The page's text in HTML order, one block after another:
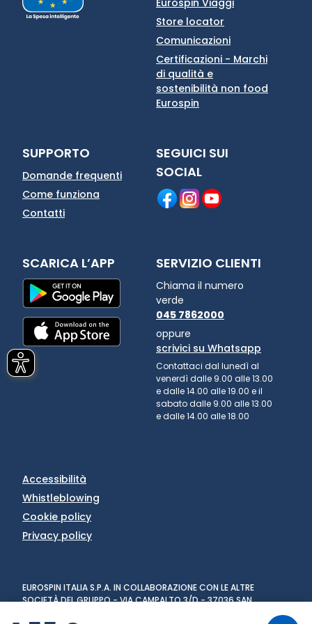
Store locator
Comunicazioni
Certificazioni - Marchi
di qualità e
sostenibilità non food
Eurospin
SUPPORTO
Domande frequenti
Come funziona
Contatti
SEGUICI SUI
SOCIAL
SCARICA L’APP SERVIZIO CLIENTI
Chiama il numero
verde
045 7862000
oppure
scrivici su Whatsapp
Contattaci dal lunedì al
venerdì dalle 9.00 alle 13.00
e dalle 14.00 alle 19.00 e il
sabato dalle 9.00 alle 13.00
e dalle 14.00 alle 18.00
Accessibilità
Whistleblowing
Cookie policy
Privacy policy
EUROSPIN ITALIA S.P.A. IN COLLABORAZIONE CON LE ALTRE
SOCIETÀ DEL GRUPPO - VIA CAMPALTO 3/D - 37036 SAN
MARTINO BUON ALBERGO (VR) - FAX +39 045 8782333 - PARTITA